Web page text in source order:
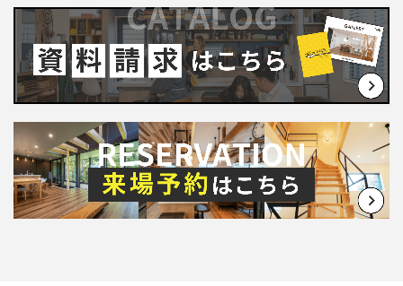
お問い合わせ
∟総合お問い合わせ
∟来場予約